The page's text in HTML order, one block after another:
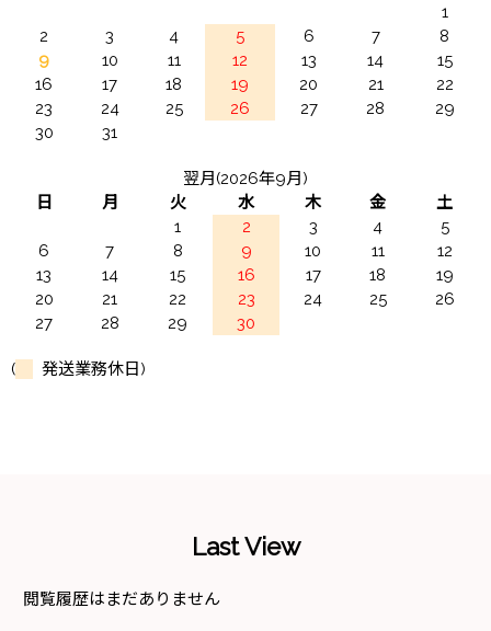
1
2
3 4 5 6 7
8
9
10 11 12 13 14
15
16
17 18 19 20 21
22
23
24 25 26 27 28
29
30
31
翌月(2026年9月)
日
月 火 水 木 金
土
1
2 3 4
5
6
7 8 9 10 11
12
13
14 15 16 17 18
19
20
21 22 23 24 25
26
27
28 29 30
( 発送業務休日)
Last View
閲覧履歴はまだありません